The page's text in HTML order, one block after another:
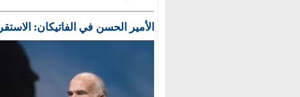
الأمير الحسن في الفاتيكان: